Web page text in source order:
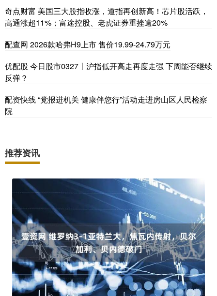
奇点财富 美国三大股指收涨，道指再创新高！芯片股活跃，
高通涨超11%；富途控股、老虎证券重挫逾20%
配查网 2026款哈弗H9上市 售价19.99-24.79万元
优配股 今日股市0327丨沪指低开高走再度走强 下周能否继续
反弹？
配资快线 “党报进机关 健康伴您行”活动走进房山区人民检察
院
推荐资讯